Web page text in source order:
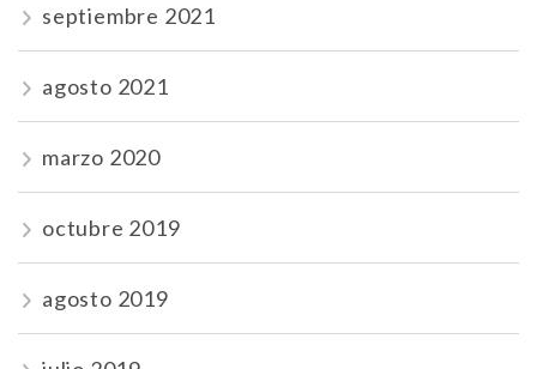
septiembre 2021
agosto 2021
marzo 2020
octubre 2019
agosto 2019